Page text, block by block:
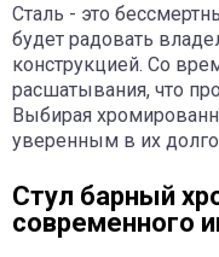
Сталь - это
будет радовать
конструкцией. Со
расшатывания, что
Выбирая
уверенным в их
Стул барный
современного